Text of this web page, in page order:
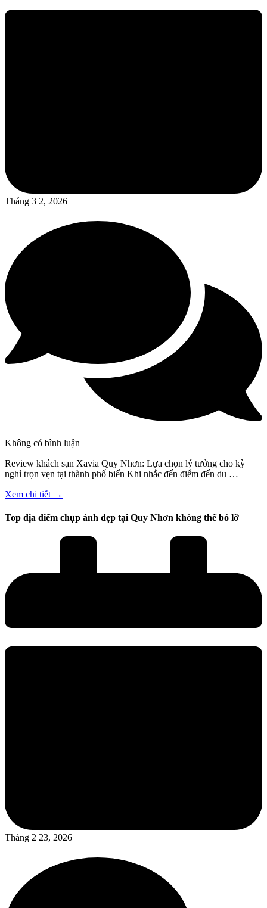
Tháng 3 2, 2026
Không có bình luận
Review khách sạn Xavia Quy Nhơn: Lựa chọn lý tưởng cho kỳ
nghỉ trọn vẹn tại thành phố biển Khi nhắc đến điểm đến du …
Xem chi tiết →
Top địa điểm chụp ảnh đẹp tại Quy Nhơn không thể bỏ lỡ
Tháng 2 23, 2026